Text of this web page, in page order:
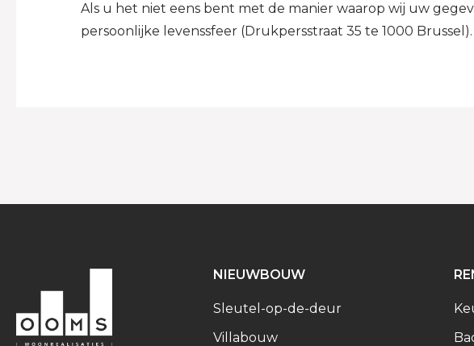
Als u het niet eens bent met de manier waarop wij uw
persoonlijke levenssfeer (Drukpersstraat 35 te 1000 Brussel).
NIEUWBOUW
Sleutel-op-de-deur
Villabouw